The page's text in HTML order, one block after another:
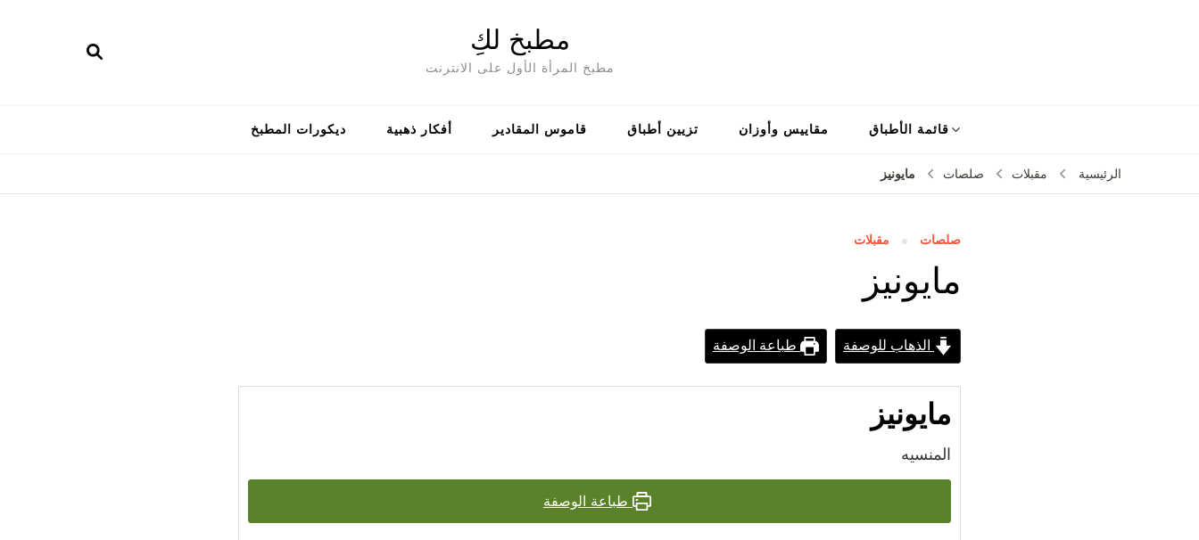
مطبخ لكِ
مطبخ المرأة الأول على الانترنت
قائمة الأطباق مقاييس وأوزان تزيين أطباق قاموس المقادير أفكار ذهبية ديكورات المطبخ
الرئيسية مقبلات صلصات مايونيز
صلصات مقبلات
مايونيز
الذهاب للوصفة طباعة الوصفة
مايونيز
المنسيه
طباعة الوصفة